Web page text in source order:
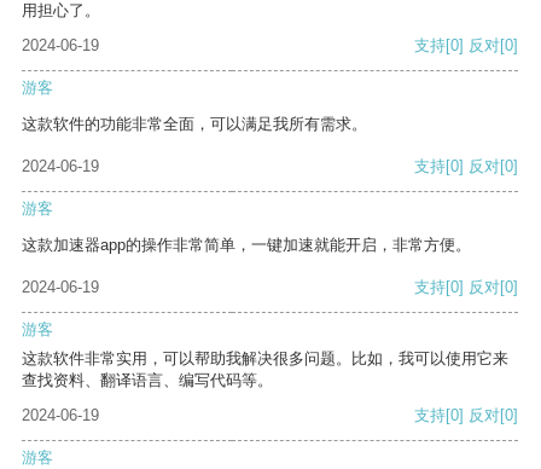
用担心了。
2024-06-19
支持[0] 反对[0]
游客
这款软件的功能非常全面，可以满足我所有需求。
2024-06-19 支持[0] 反对[0]
游客
这款加速器app的操作非常简单，一键加速就能开启，非常方便。
2024-06-19 支持[0] 反对[0]
游客
这款软件非常实用，可以帮助我解决很多问题。比如，我可以使用它来
查找资料、翻译语言、编写代码等。
2024-06-19
支持[0] 反对[0]
游客